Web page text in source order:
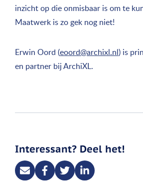
inzicht op die onmisbaar is om te
Maatwerk is zo gek nog niet!
Erwin Oord (eoord@archixl.nl) is
en partner bij ArchiXL.
Interessant? Deel het!